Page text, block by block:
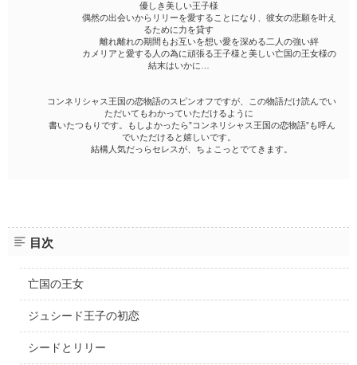
優しき美しい王子様
偶然の出会いからリリーを愛することになり、彼女の悲願を叶え
るために力を貸す
離れ離れの期間もお互いを想い愛を深める二人の強い絆
カメリアと愛する人の為に頑張る王子様と美しい亡国の王女様の
結末はいかに…
コンネリシャス王国の恋物語のスピンオフですが、この物語だけ読んでい
ただいてもわかっていただけるように
書いたつもりです。もしよかったら”コンネリシャス王国の恋物語”も呼ん
でいただけると嬉しいです。
結構人気だっらセレスが、ちょこっとでてきます。
目次
亡国の王女
ジュシード王子の初恋
シードとリリー